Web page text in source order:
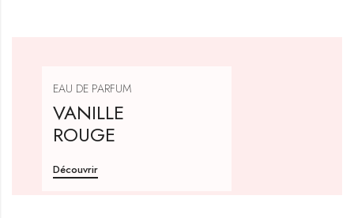
EAU DE PARFUM
VANILLE
ROUGE
Découvrir